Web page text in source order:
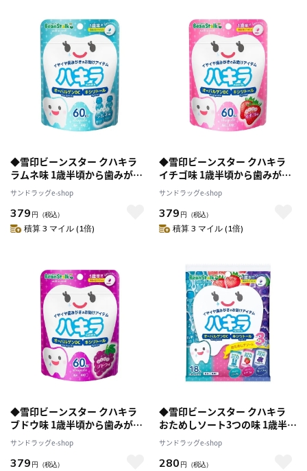
◆雪印ビーンスター クハキラ
ラムネ味 1歳半頃から歯みがき
のお助け 60粒入 45g
サンドラッグe-shop
379 円 （税込）
積算 3 マイル (1倍)
◆雪印ビーンスター クハキラ
イチゴ味 1歳半頃から歯みがき
のお助け 60粒入 45g
サンドラッグe-shop
379 円 （税込）
積算 3 マイル (1倍)
◆雪印ビーンスター クハキラ
ブドウ味 1歳半頃から歯みがき
のお助け 60粒入 45g
サンドラッグe-shop
379 円 （税込）
◆雪印ビーンスター クハキラ
おためしソート3つの味 1歳半頃
から歯みがきのお助け 18粒入
13.5g
サンドラッグe-shop
280 円 （税込）